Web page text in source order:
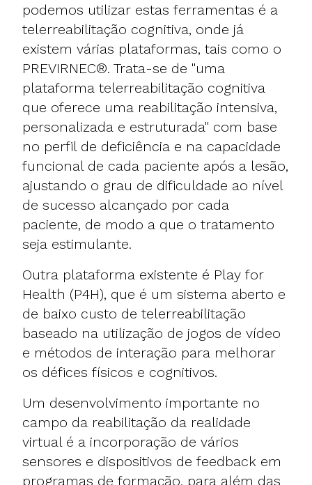
podemos utilizar estas ferramentas é a
telerreabilitação cognitiva, onde já
existem várias plataformas, tais como o
PREVIRNEC®. Trata-se de "uma
plataforma telerreabilitação cognitiva
que oferece uma reabilitação intensiva,
personalizada e estruturada" com base
no perfil de deficiência e na capacidade
funcional de cada paciente após a lesão,
ajustando o grau de dificuldade ao nível
de sucesso alcançado por cada
paciente, de modo a que o tratamento
seja estimulante.
Outra plataforma existente é Play for
Health (P4H), que é um sistema aberto e
de baixo custo de telerreabilitação
baseado na utilização de jogos de vídeo
e métodos de interação para melhorar
os défices físicos e cognitivos.
Um desenvolvimento importante no
campo da reabilitação da realidade
virtual é a incorporação de vários
sensores e dispositivos de feedback em
programas de formação, para além das